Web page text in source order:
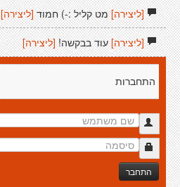
[ליצירה]מט קליל :-) חמוד [ליצירה]
[ליצירה]עוד בבקשה! [ליצירה]
התחברות
התחבר